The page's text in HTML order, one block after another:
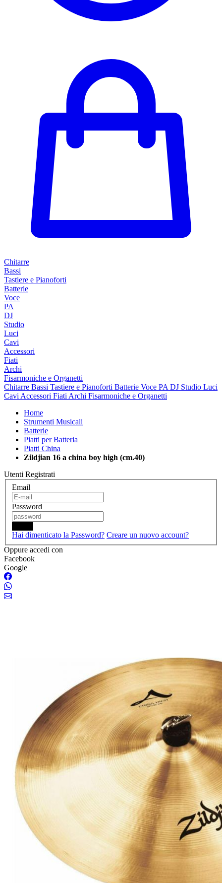
Chitarre
Bassi
Tastiere e Pianoforti
Batterie
Voce
PA
DJ
Studio
Luci
Cavi
Accessori
Fiati
Archi
Fisarmoniche e Organetti
Chitarre Bassi Tastiere e Pianoforti Batterie Voce PA DJ Studio Luci
Cavi Accessori Fiati Archi Fisarmoniche e Organetti
Home
Strumenti Musicali
Batterie
Piatti per Batteria
Piatti China
Zildjian 16 a china boy high (cm.40)
Utenti Registrati
Email
Password
Hai dimenticato la Password? Creare un nuovo account?
Oppure accedi con
Facebook
Google